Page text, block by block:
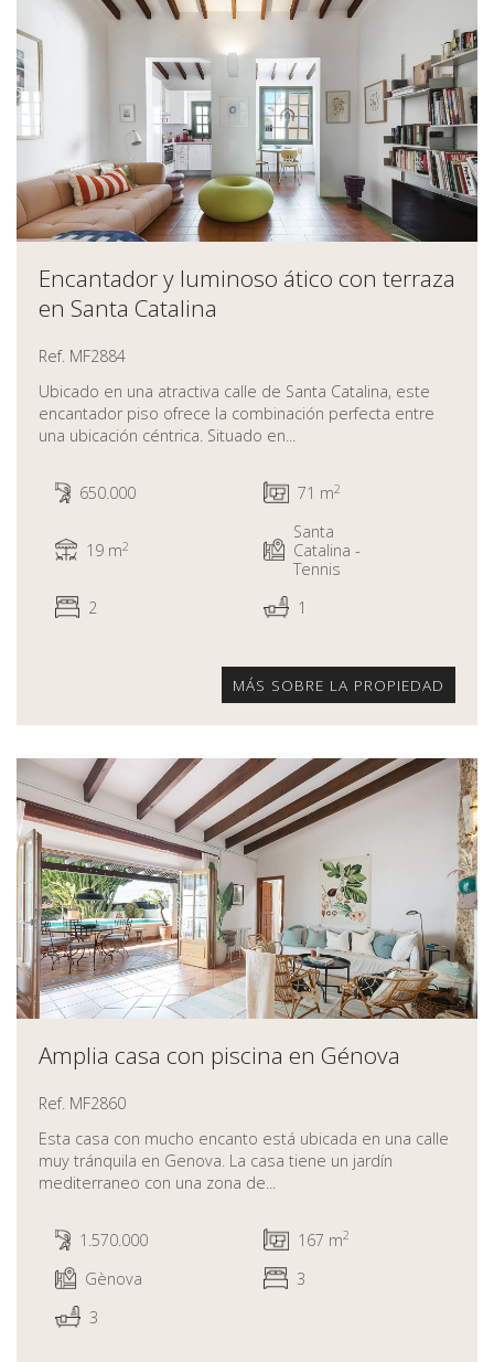
Encantador y luminoso ático con terraza
en Santa Catalina
Ref. MF2884
Ubicado en una atractiva calle de Santa Catalina, este
encantador piso ofrece la combinación perfecta entre
una ubicación céntrica. Situado en...
650.000 71 m2
19 m2
Santa
Catalina -
Tennis
2
1
MÁS SOBRE LA PROPIEDAD
Amplia casa con piscina en Génova
Ref. MF2860
Esta casa con mucho encanto está ubicada en una calle
muy tránquila en Genova. La casa tiene un jardín
mediterraneo con una zona de...
1.570.000 167 m2
Gènova
3
3